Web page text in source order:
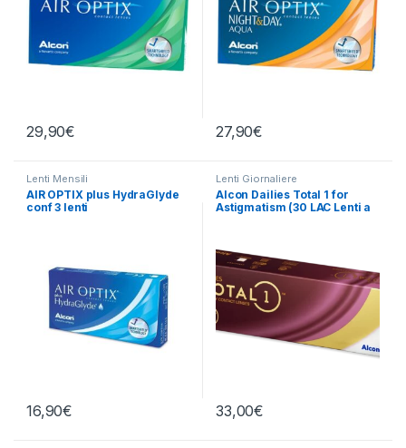
29,90€ 27,90€
Lenti Mensili
AIR OPTIX plus HydraGlyde
conf 3 lenti
16,90€
Lenti Giornaliere
Alcon Dailies Total 1 for
Astigmatism (30 LAC Lenti a
33,00€